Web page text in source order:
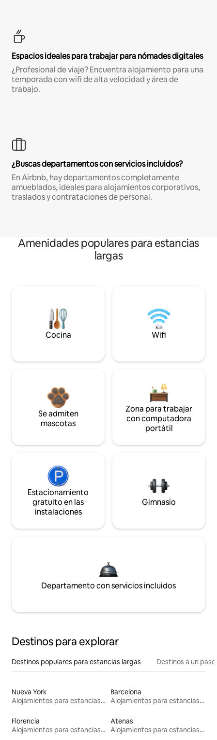
Espacios ideales para trabajar para nómades digitales
¿Profesional de viaje? Encuentra alojamiento para una
temporada con wifi de alta velocidad y área de
trabajo.
¿Buscas departamentos con servicios incluidos?
En Airbnb, hay departamentos completamente
amueblados, ideales para alojamientos corporativos,
traslados y contrataciones de personal.
Amenidades populares para estancias
largas
Cocina Wifi
Se admiten
mascotas
Zona para trabajar
con computadora
portátil
Estacionamiento
gratuito en las
instalaciones
Gimnasio
Departamento con servicios incluidos
Destinos para explorar
Destinos populares para estancias largas Destinos a un
Nueva York
Alojamientos para estancias largas
Barcelona
Alojamientos para estancias largas
Florencia
Alojamientos para estancias largas
Atenas
Alojamientos para estancias largas